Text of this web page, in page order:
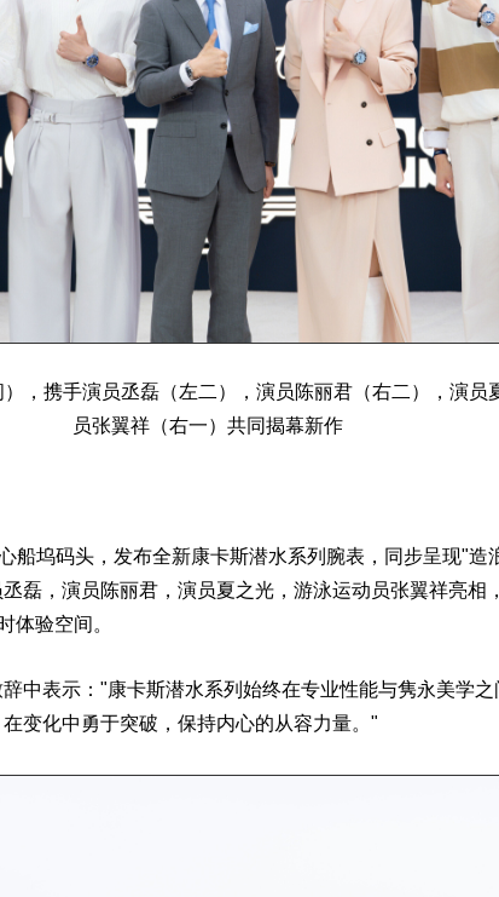
，携手演员丞磊（左二），演员陈丽君（右二），演员
员张翼祥（右一）共同揭幕新作
坞码头，发布全新康卡斯潜水系列腕表，同步呈现"造
磊，演员陈丽君，演员夏之光，游泳运动员张翼祥亮相
体验空间。
中表示："康卡斯潜水系列始终在专业性能与隽永美学
变化中勇于突破，保持内心的从容力量。"